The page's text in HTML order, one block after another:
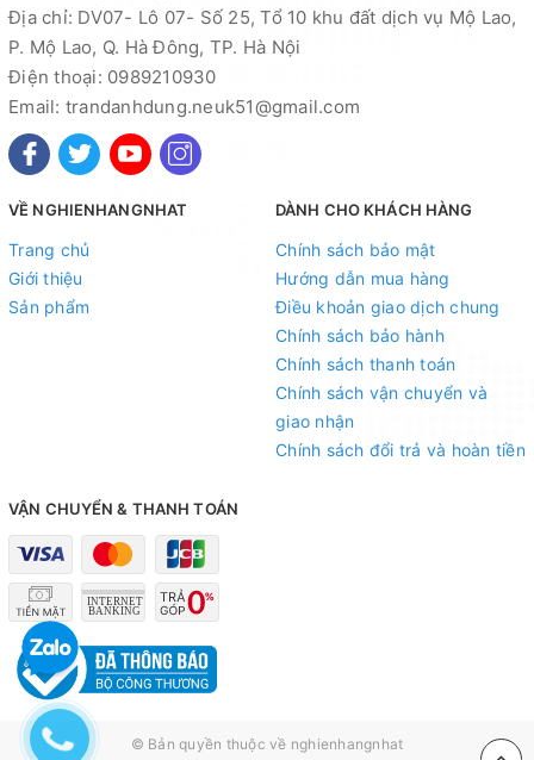
Địa chỉ: DV07- Lô 07- Số 25, Tổ 10 khu đất dịch vụ Mộ Lao,
P. Mộ Lao, Q. Hà Đông, TP. Hà Nội
Điện thoại: 0989210930
Email: trandanhdung.neuk51@gmail.com
VỀ NGHIENHANGNHAT
Trang chủ
Giới thiệu
Sản phẩm
DÀNH CHO KHÁCH HÀNG
Chính sách bảo mật
Hướng dẫn mua hàng
Điều khoản giao dịch chung
Chính sách bảo hành
Chính sách thanh toán
Chính sách vận chuyển và
giao nhận
Chính sách đổi trả và hoàn tiền
VẬN CHUYỂN & THANH TOÁN
© Bản quyền thuộc về nghienhangnhat